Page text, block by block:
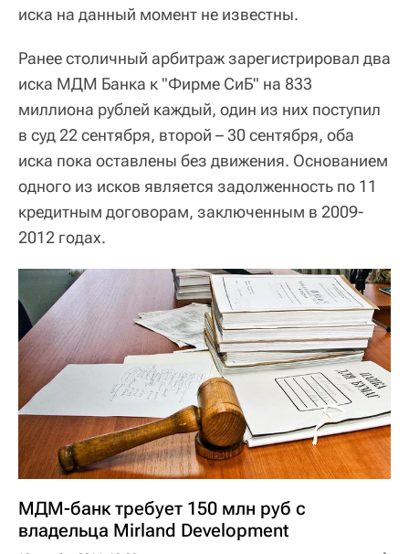
иска на данный момент не известны.
Ранее столичный арбитраж зарегистрировал два
иска МДМ Банка к "Фирме СиБ" на 833
миллиона рублей каждый, один из них поступил
в суд 22 сентября, второй – 30 сентября, оба
иска пока оставлены без движения. Основанием
одного из исков является задолженность по 11
кредитным договорам, заключенным в 2009-
2012 годах.
МДМ-банк требует 150 млн руб с
владельца Mirland Development